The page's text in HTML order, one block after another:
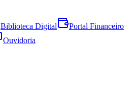
Biblioteca Digital
Portal Financeiro
Ouvidoria